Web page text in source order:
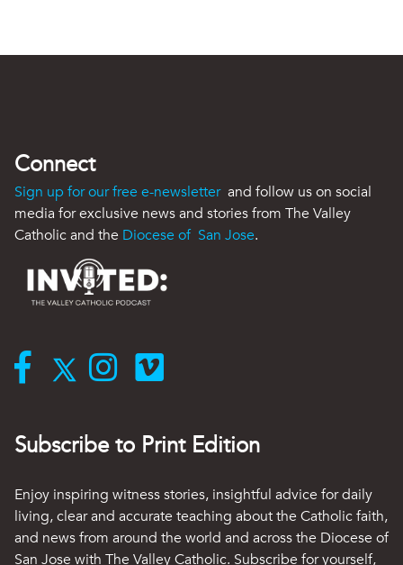
Connect
Sign up for our free e-newsletter and follow us on social
media for exclusive news and stories from The Valley
Catholic and the Diocese of San Jose.
Subscribe to Print Edition
Enjoy inspiring witness stories, insightful advice for daily
living, clear and accurate teaching about the Catholic faith,
and news from around the world and across the Diocese of
San Jose with The Valley Catholic. Subscribe for yourself,